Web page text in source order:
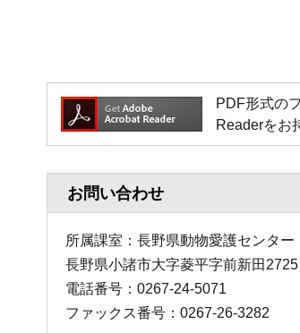
PDF形式の
Readerをお
お問い合わせ
所属課室：長野県動物愛護センタ
長野県小諸市大字菱平字前新田2725
電話番号：0267-24-5071
ファックス番号：0267-26-3282